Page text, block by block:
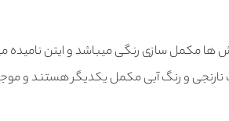
ها مکمل سازی رنگی میباشد و ایتن نامیده
نارنجی و رنگ آبی مکمل یکدیگر هستند و